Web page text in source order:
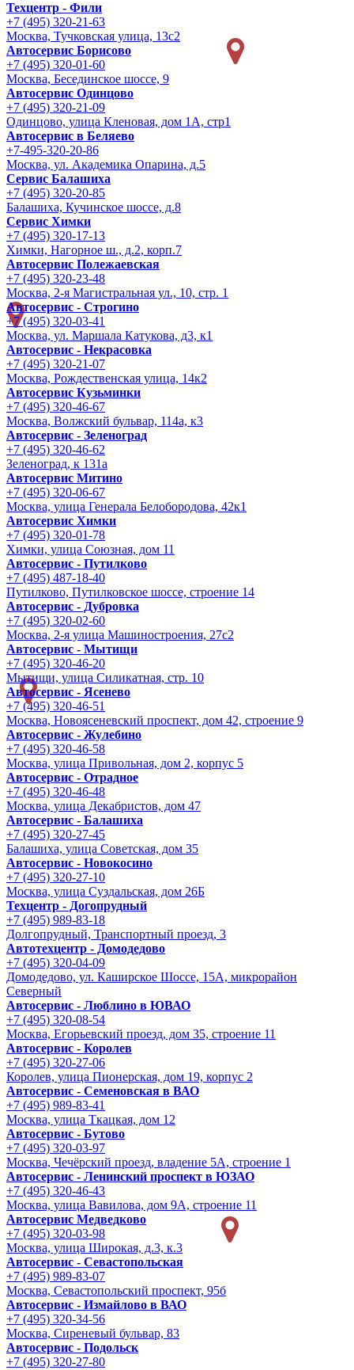
Техцентр - Фили
+7 (495) 320-21-63
Москва, Тучковская улица, 13с2
Автосервис Борисово
+7 (495) 320-01-60
Москва, Бесединское шоссе, 9
Автосервис Одинцово
+7 (495) 320-21-09
Одинцово, улица Кленовая, дом 1А, стр1
Автосервис в Беляево
+7-495-320-20-86
Москва, ул. Академика Опарина, д.5
Сервис Балашиха
+7 (495) 320-20-85
Балашиха, Кучинское шоссе, д.8
Сервис Химки
+7 (495) 320-17-13
Химки, Нагорное ш., д.2, корп.7
Автосервис Полежаевская
+7 (495) 320-23-48
Москва, 2-я Магистральная ул., 10, стр. 1
Автосервис - Строгино
+7 (495) 320-03-41
Москва, ул. Маршала Катукова, д3, к1
Автосервис - Некрасовка
+7 (495) 320-21-07
Москва, Рождественская улица, 14к2
Автосервис Кузьминки
+7 (495) 320-46-67
Москва, Волжский бульвар, 114а, к3
Автосервис - Зеленоград
+7 (495) 320-46-62
Зеленоград, к 131а
Автосервис Митино
+7 (495) 320-06-67
Москва, улица Генерала Белобородова, 42к1
Автосервис Химки
+7 (495) 320-01-78
Химки, улица Союзная, дом 11
Автосервис - Путилково
+7 (495) 487-18-40
Путилково, Путилковское шоссе, строение 14
Автосервис - Дубровка
+7 (495) 320-02-60
Москва, 2-я улица Машиностроения, 27с2
Автосервис - Мытищи
+7 (495) 320-46-20
Мытищи, улица Силикатная, стр. 10
Автосервис - Ясенево
+7 (495) 320-46-51
Москва, Новоясеневский проспект, дом 42, строение 9
Автосервис - Жулебино
+7 (495) 320-46-58
Москва, улица Привольная, дом 2, корпус 5
Автосервис - Отрадное
+7 (495) 320-46-48
Москва, улица Декабристов, дом 47
Автосервис - Балашиха
+7 (495) 320-27-45
Балашиха, улица Советская, дом 35
Автосервис - Новокосино
+7 (495) 320-27-10
Москва, улица Суздальская, дом 26Б
Техцентр - Догопрудный
+7 (495) 989-83-18
Долгопрудный, Транспортный проезд, 3
Автотехцентр - Домодедово
+7 (495) 320-04-09
Домодедово, ул. Каширское Шоссе, 15А, микрорайон
Северный
Автосервис - Люблино в ЮВАО
+7 (495) 320-08-54
Москва, Егорьевский проезд, дом 35, строение 11
Автосервис - Королев
+7 (495) 320-27-06
Королев, улица Пионерская, дом 19, корпус 2
Автосервис - Семеновская в ВАО
+7 (495) 989-83-41
Москва, улица Ткацкая, дом 12
Автосервис - Бутово
+7 (495) 320-03-97
Москва, Чечёрский проезд, владение 5А, строение 1
Автосервис - Ленинский проспект в ЮЗАО
+7 (495) 320-46-43
Москва, улица Вавилова, дом 9A, строение 11
Автосервис Медведково
+7 (495) 320-03-98
Москва, улица Широкая, д.3, к.3
Автосервис - Cевастопольская
+7 (495) 989-83-07
Москва, Севастопольский проспект, 95б
Автосервис - Измайлово в ВАО
+7 (495) 320-34-56
Москва, Сиреневый бульвар, 83
Автосервис - Подольск
+7 (495) 320-27-80